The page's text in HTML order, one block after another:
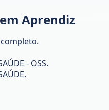
Aprendiz
- OSS.